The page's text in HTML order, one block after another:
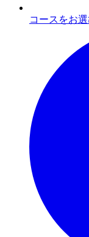
コースをお